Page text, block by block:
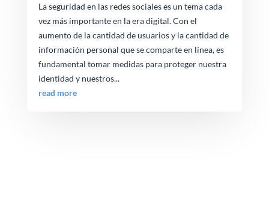
La seguridad en las redes sociales es un tema cada
vez más importante en la era digital. Con el
aumento de la cantidad de usuarios y la cantidad de
información personal que se comparte en línea, es
fundamental tomar medidas para proteger nuestra
identidad y nuestros...
read more